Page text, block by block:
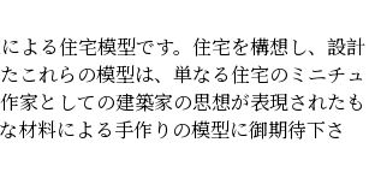
よる住宅模型です。住宅を構想し、設計
これらの模型は、単なる住宅のミニチュ
家としての建築家の思想が表現されたも
材料による手作りの模型に御期待下さ